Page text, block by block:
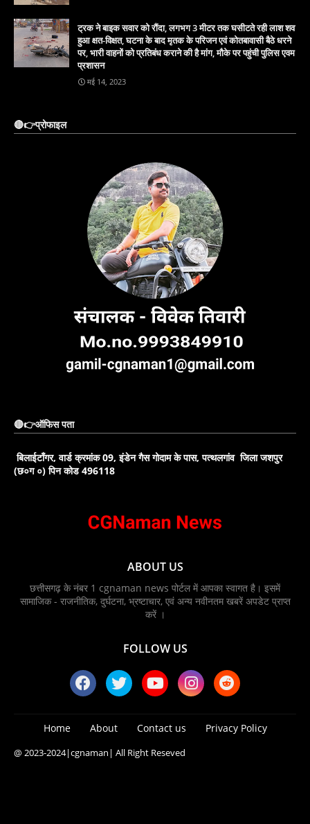
ट्रक ने बाइक सवार को रौंदा, लगभग 3 मीटर तक घसीटते रही लाश शव
हुआ क्षत-विक्षत, घटना के बाद मृतक के परिजन एवं कोतबावासी बैठे धरने
पर, भारी वाहनों को प्रतिबंध कराने की है मांग, मौके पर पहुंची पुलिस एवम
प्रशासन
मई 14, 2023
🔴👉प्रोफाइल
🔴👉ऑफिस पता
बिलाईटाँगर, वार्ड क्रमांक 09, इंडेन गैस गोदाम के पास, पत्थलगांव जिला जशपुर
(छ०ग ०) पिन कोड 496118
ABOUT US
छत्तीसगढ़ के नंबर 1 cgnaman news पोर्टल में आपका स्वागत है। इसमें
सामाजिक - राजनीतिक, दुर्घटना, भ्रष्टाचार, एवं अन्य नवीनतम खबरें अपडेट प्राप्त
करें ।
FOLLOW US
Home About Contact us Privacy Policy
@ 2023-2024|cgnaman| All Right Reseved